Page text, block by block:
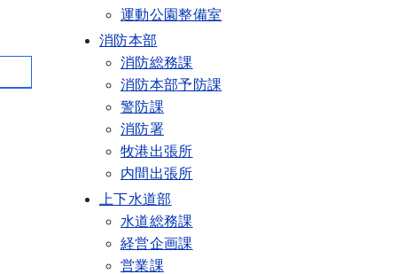
運動公園整備室
消防本部
消防総務課
消防本部予防課
警防課
消防署
牧港出張所
内間出張所
上下水道部
水道総務課
経営企画課
営業課